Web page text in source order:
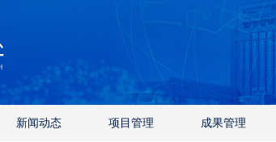
新闻动态 项目管理 成果管理